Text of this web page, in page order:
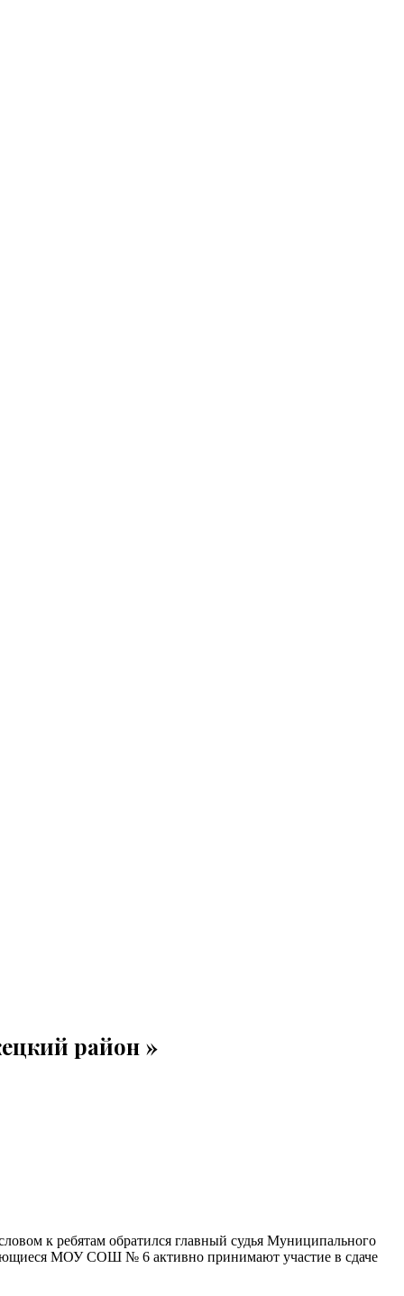
район »
к ребятам обратился главный судья Муниципального
МОУ СОШ № 6 активно принимают участие в сдаче